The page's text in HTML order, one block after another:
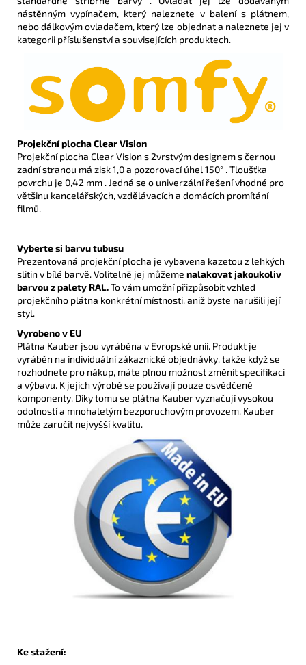
nástěnným vypínačem, který naleznete v balení s plátnem,
nebo dálkovým ovladačem, který lze objednat a naleznete jej v
kategorii příslušenství a souvisejících produktech.
Projekční plocha Clear Vision
Projekční plocha Clear Vision s 2vrstvým designem s černou
zadní stranou má zisk 1,0 a pozorovací úhel 150° . Tloušťka
povrchu je 0,42 mm . Jedná se o univerzální řešení vhodné pro
většinu kancelářských, vzdělávacích a domácích promítání
filmů.
Vyberte si barvu tubusu
Prezentovaná projekční plocha je vybavena kazetou z lehkých
slitin v bílé barvě. Volitelně jej můžeme nalakovat jakoukoliv
barvou z palety RAL.To vám umožní přizpůsobit vzhled
projekčního plátna konkrétní místnosti, aniž byste narušili její
styl.
Vyrobeno v EU
Plátna Kauber jsou vyráběna v Evropské unii. Produkt je
vyráběn na individuální zákaznické objednávky, takže když se
rozhodnete pro nákup, máte plnou možnost změnit specifikaci
a výbavu. K jejich výrobě se používají pouze osvědčené
komponenty. Díky tomu se plátna Kauber vyznačují vysokou
odolností a mnohaletým bezporuchovým provozem. Kauber
může zaručit nejvyšší kvalitu.
Ke stažení: